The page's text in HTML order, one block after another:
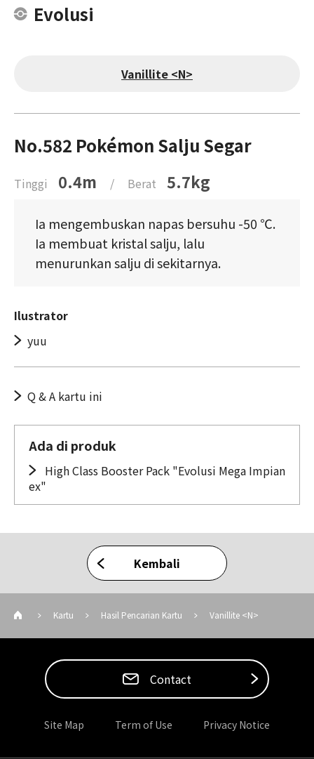
Evolusi
Vanillite <N>
No.582 Pokémon Salju Segar
Tinggi 0.4m / Berat 5.7kg
Ia mengembuskan napas bersuhu -50 ℃.
Ia membuat kristal salju, lalu
menurunkan salju di sekitarnya.
Ilustrator
yuu
Q & A kartu ini
Ada di produk
High Class Booster Pack "Evolusi Mega Impian
ex"
Kembali
Kartu Hasil Pencarian Kartu Vanillite <N>
Contact
Site Map Term of Use Privacy Notice